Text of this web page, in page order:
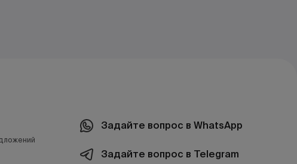
Задайте вопрос в WhatsApp
Задайте вопрос в Telegram